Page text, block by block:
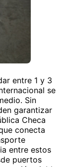
entre 1 y 3
se
Sin
garantizar
Checa
conecta
entre estos
puertos